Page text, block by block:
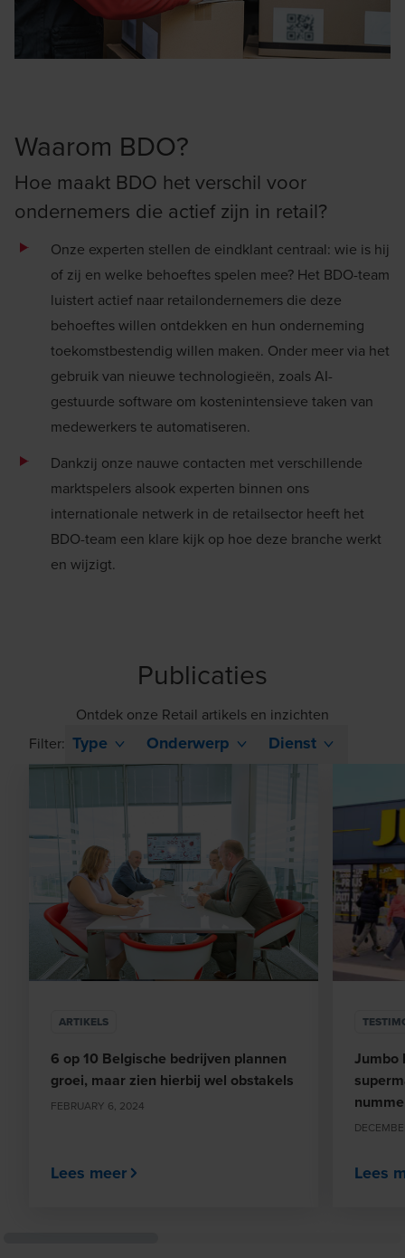
Waarom BDO?
Hoe maakt BDO het verschil voor
ondernemers die actief zijn in retail?
Onze experten stellen de eindklant centraal: wie is hij
of zij en welke behoeftes spelen mee? Het BDO-team
luistert actief naar retailondernemers die deze
behoeftes willen ontdekken en hun onderneming
toekomstbestendig willen maken. Onder meer via het
gebruik van nieuwe technologieën, zoalsAI-
gestuurde software om kostenintensieve taken van
medewerkers te automatiseren.
Dankzij onze nauwe contacten met verschillende
marktspelers alsook experten binnen ons
internationale netwerk in de retailsector heeft het
BDO-team een klare kijk op hoe deze branche werkt
en wijzigt.
Publicaties
Ontdek onze Retail artikels en inzichten
Filter: Type Onderwerp Dienst
ARTIKELS
6 op 10 Belgische bedrijven plannen
groei, maar zien hierbij wel obstakels
FEBRUARY 6, 2024
Lees meer
Jumbo
Lees